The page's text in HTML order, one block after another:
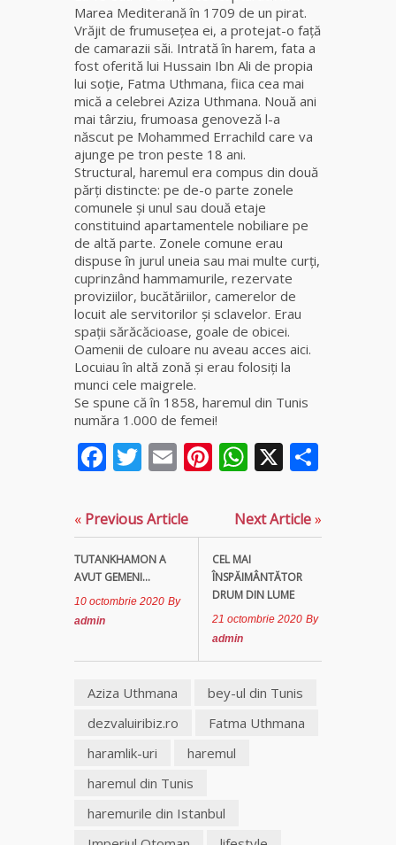
Marea Mediterană în 1709 de un pirat.
Vrăjit de frumuseţea ei, a protejat-o faţă
de camarazii săi. Intrată în harem, fata a
fost oferită lui Hussain Ibn Ali de propia
lui soţie, Fatma Uthmana, fiica cea mai
mică a celebrei Aziza Uthmana. Nouă ani
mai târziu, frumoasa genoveză l-a
născut pe Mohammed Errachild care va
ajunge pe tron peste 18 ani.
Structural, haremul era compus din două
părţi distincte: pe de-o parte zonele
comunele şi unul sau două etaje
constituind apartamentele nobiliare pe
de altă parte. Zonele comune erau
dispuse în jurul uneia sau mai multe curţi,
cuprinzând hammamurile, rezervate
proviziilor, bucătăriilor, camerelor de
locuit ale servitorilor şi sclavelor. Erau
spaţii sărăcăcioase, goale de obicei.
Oamenii de culoare nu aveau acces aici.
Locuiau în altă zonă şi erau folosiţi la
munci cele maigrele.
Se spune că în 1858, haremul din Tunis
număra 1.000 de femei!
Facebook
Twitter
EmailPinterest
WhatsApp
X
« Previous Article
TUTANKHAMON A
AVUT GEMENI...
10 octombrie 2020 By
admin
Next Article»
CEL MAI
ÎNSPĂIMÂNTĂTOR
DRUM DIN LUME
21 octombrie 2020 By
admin
Aziza Uthmana
bey-ul din Tunis
dezvaluiribiz.ro
Fatma Uthmana
haramlik-uri
haremul
haremul din Tunis
haremurile din Istanbul